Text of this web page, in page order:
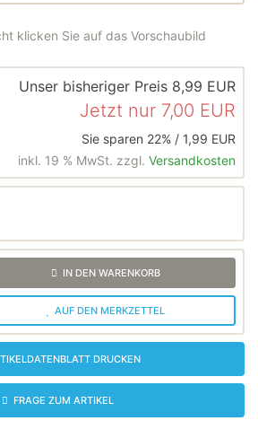
klicken Sie auf das Vorschaubild
Unser bisheriger Preis 8,99 EUR
Jetzt nur 7,00 EUR
Sie sparen 22% / 1,99 EUR
inkl. 19 % MwSt. zzgl. Versandkosten
IN DEN WARENKORB
AUF DEN MERKZETTEL
DRUCKEN
FRAGE ZUM ARTIKEL